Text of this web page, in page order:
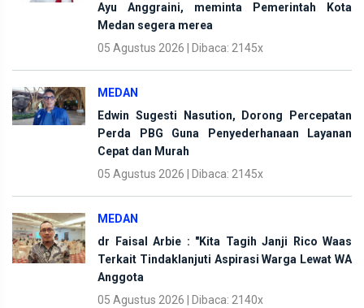
Ayu Anggraini, meminta Pemerintah Kota
Medan segera merea
05 Agustus 2026 | Dibaca: 2145x
MEDAN
Edwin Sugesti Nasution, Dorong Percepatan
Perda PBG Guna Penyederhanaan Layanan
Cepat dan Murah
05 Agustus 2026 | Dibaca: 2145x
MEDAN
dr Faisal Arbie : "Kita Tagih Janji Rico Waas
Terkait Tindaklanjuti Aspirasi Warga Lewat WA
Anggota
05 Agustus 2026 | Dibaca: 2140x